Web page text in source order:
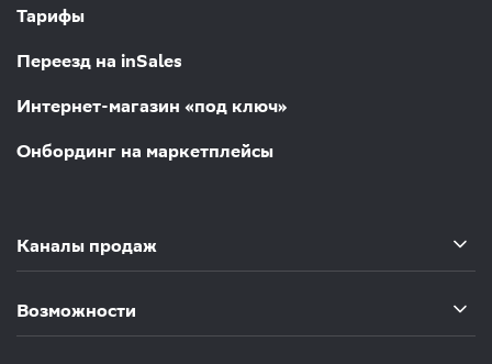
Тарифы
Переезд на inSales
Интернет-магазин «под ключ»
Онбординг на маркетплейсы
Каналы продаж
Возможности